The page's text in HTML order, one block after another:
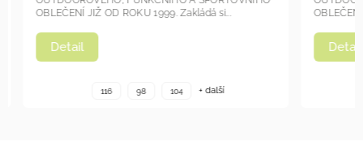
Detail
OBLEČENÍ JIŽ OD ROKU 1999. Zakládá si...
116 98 104 + další
Detail